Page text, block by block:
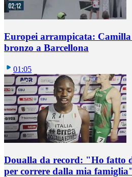
Europei arrampicata:
bronzo a Barcellona
01:05
Doualla da record: "Ho fatto
per correre dalla mia